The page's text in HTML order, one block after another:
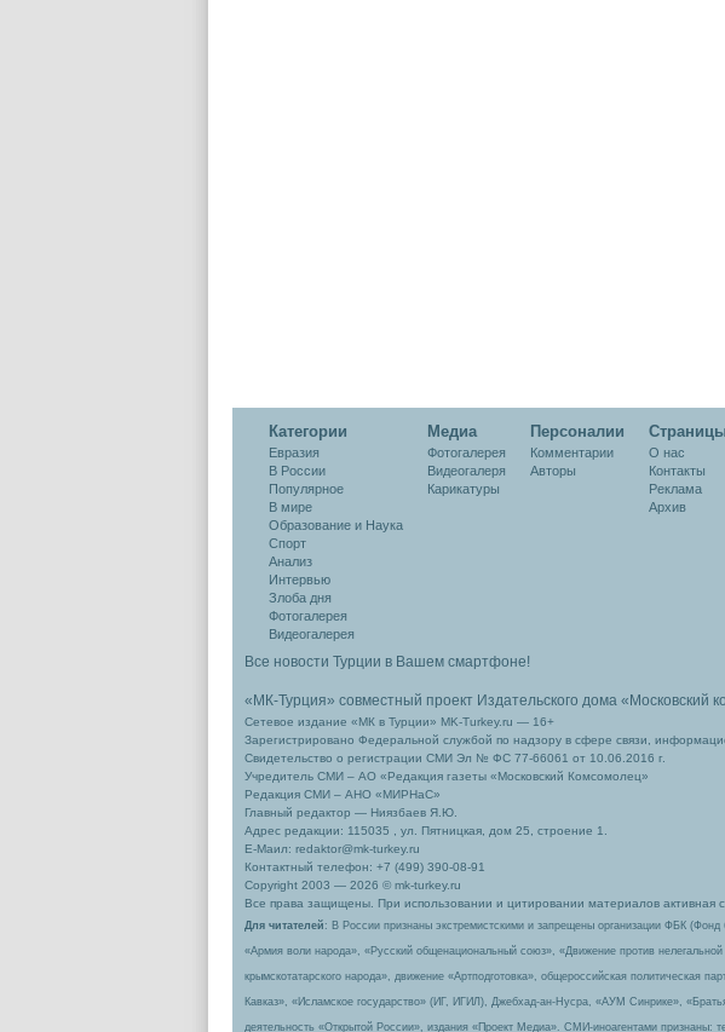
Категории
Евразия
В России
Популярное
В мире
Образование и Наука
Спорт
Анализ
Интервью
Злоба дня
Фотогалерея
Видеогалерея
Медиа
Фотогалерея
Видеогалеря
Карикатуры
Персоналии
Комментарии
Авторы
Cтраницы
О нас
Контакты
Реклама
Архив
Все новости Турции в Вашем смартфоне!
«МК-Турция» совместный проект Издательского дома «Московский
Сетевое издание «МК в Турции» MK-Turkey.ru — 16+
Зарегистрировано Федеральной службой по надзору в сфере связи,
Свидетельство о регистрации СМИ Эл № ФС 77-66061 от 10.06.2016 г.
Учредитель СМИ – АО «Редакция газеты «Московский Комсомолец»
Редакция СМИ – АНО «МИРНаС»
Главный редактор — Ниязбаев Я.Ю.
Адрес редакции: 115035 , ул. Пятницкая, дом 25, строение 1.
Е-Маил: redaktor@mk-turkey.ru
Контактный телефон: +7 (499) 390-08-91
Copyright 2003 — 2026 © mk-turkey.ru
Все права защищены. При использовании и цитировании материалов активная
Для читателей : В России признаны экстремистскими и запрещены организации ФБК
«Армия воли народа», «Русский общенациональный союз», «Движение против
крымскотатарского народа», движение «Артподготовка», общероссийская
Кавказ», «Исламское государство» (ИГ, ИГИЛ), Джебхад-ан-Нусра, «АУМ Синрике»,
деятельность «Открытой России», издания «Проект Медиа». СМИ-иноагентами